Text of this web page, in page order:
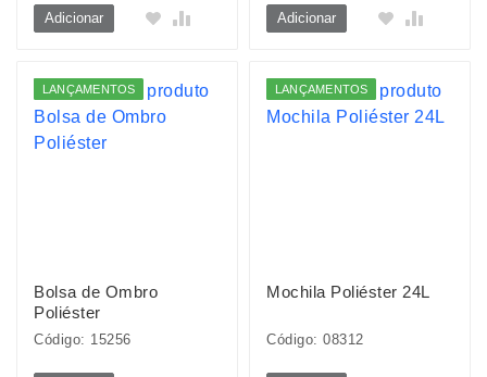
Adicionar Adicionar
LANÇAMENTOS
Bolsa de Ombro
Poliéster
Código: 15256
LANÇAMENTOS
Mochila Poliéster 24L
Código: 08312